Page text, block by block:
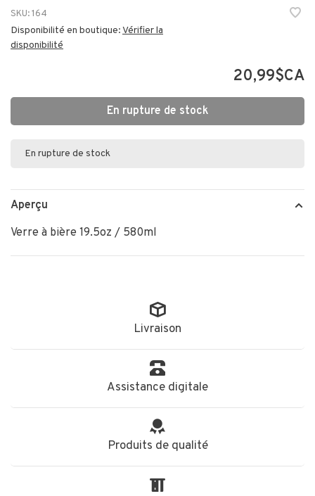
SKU:164
Disponibilité en boutique:Vérifier la
disponibilité
20,99$CA
En rupture de stock
En rupture de stock
Aperçu
Verre à bière 19.5oz / 580ml
Livraison
Assistance digitale
Produits de qualité